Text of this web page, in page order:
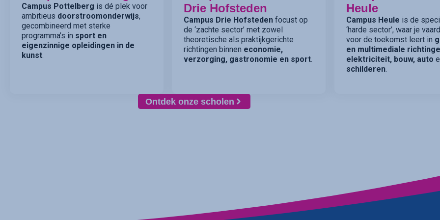
Campus Pottelberg is dé plek voor
ambitieus doorstroomonderwijs,
gecombineerd met sterke
programma’s in sport en
eigenzinnige opleidingen in de
kunst.
Drie Hofsteden
Campus Drie Hofsteden focust op
de ‘zachte sector’ met zowel
theoretische als praktijkgerichte
richtingen binnen economie,
verzorging, gastronomie en sport.
Heule
Campus Heule is de
‘harde sector’, waar je
voor de toekomst leert in
en multimediale
elektriciteit, bouw, auto
schilderen.
Ontdek onze scholen